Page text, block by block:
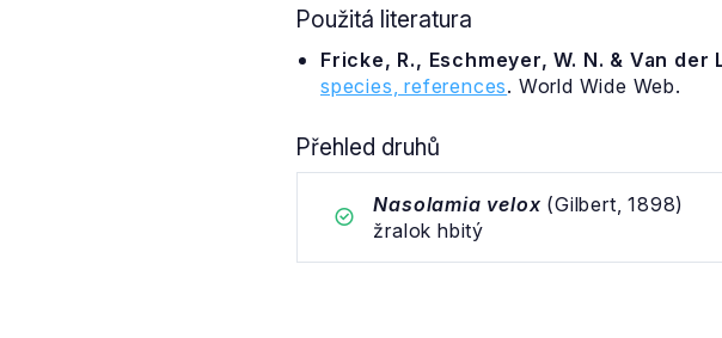
Použitá literatura
Fricke, R., Eschmeyer, W. N. & Van der
species, references. World Wide Web.
Přehled druhů
Nasolamia velox (Gilbert, 1898)
žralok hbitý